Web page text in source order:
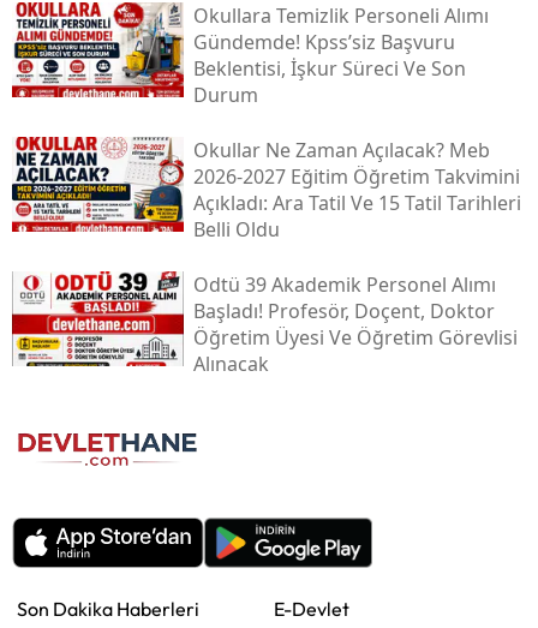
Okullara Temizlik Personeli Alımı
Gündemde! Kpss’siz Başvuru
Beklentisi, İşkur Süreci Ve Son
Durum
Okullar Ne Zaman Açılacak? Meb
2026-2027 Eğitim Öğretim Takvimini
Açıkladı: Ara Tatil Ve 15 Tatil Tarihleri
Belli Oldu
Odtü 39 Akademik Personel Alımı
Başladı! Profesör, Doçent, Doktor
Öğretim Üyesi Ve Öğretim Görevlisi
Alınacak
Son Dakika Haberleri
E-Devlet